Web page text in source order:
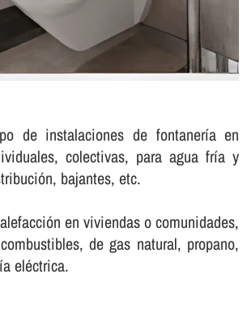
de instalaciones de fontanerí­a en
colectivas, para agua frí­a y
bajantes, etc.
en viviendas o comunidades,
de gas natural, propano,
eléctrica.